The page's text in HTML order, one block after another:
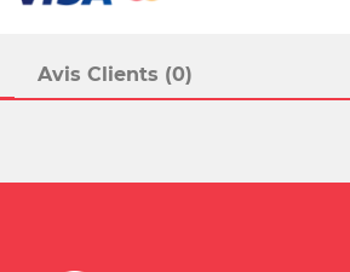
Avis Clients (0)